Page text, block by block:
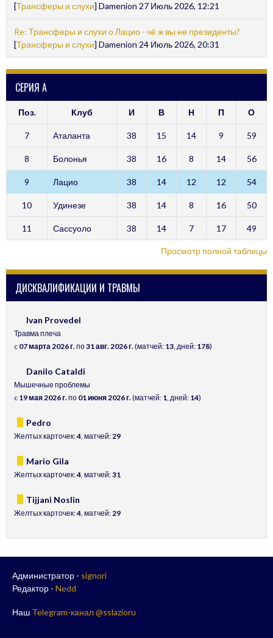
[Трансферы и слухи] Damenion 27 Июль 2026, 12:21
Re: Трансферы и слухи о Лацио - чё ж вы не президенты?
[Трансферы и слухи] Damenion 24 Июль 2026, 20:31
СЕРИЯ А
Поз. Клуб И В Н П О
7 Аталанта 38 15 14 9 59
8 Болонья 38 16 8 14 56
9 Лацио 38 14 12 12 54
10 Удинезе 38 14 8 16 50
11 Сассуоло 38 14 7 17 49
Просмотр полной таблицы
ДИСКВАЛИФИКАЦИИ И ТРАВМЫ
Ivan Provedel
Травма плеча
c 07 марта 2026 г.по31 авг. 2026 г.(матчей: 13, дней: 178)
Danilo Cataldi
Мышечные проблемы
c 19 мая 2026 г.по 01 июня 2026 г.(матчей: 1, дней: 14)
Pedro
Желтых карточек:4, матчей:29
Mario Gila
Желтых карточек:4, матчей:31
Tijjani Noslin
Желтых карточек:4, матчей:29
Администратор - signori
Редактор - Nedd
Наш Telegram-канал @sslazioru